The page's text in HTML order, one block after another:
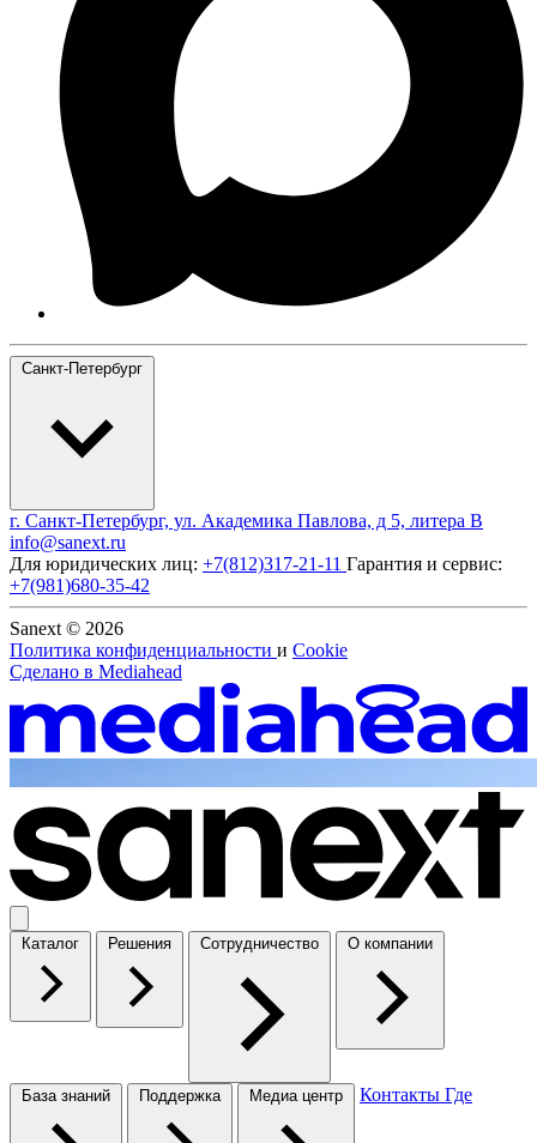
Санкт-Петербург
г. Санкт-Петербург, ул. Академика Павлова, д 5, литера В
info@sanext.ru
Для юридических лиц: +7(812)317-21-11 Гарантия и сервис:
+7(981)680-35-42
Sanext © 2026
Политика конфиденциальности и Cookie
Сделано в Mediahead
Каталог Решения Сотрудничество О компании
База знаний Поддержка Медиа центр Контакты Где